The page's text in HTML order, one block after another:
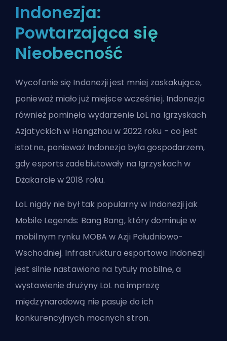
Indonezja:
Powtarzająca się
Nieobecność
Wycofanie się Indonezji jest mniej zaskakujące,
ponieważ miało już miejsce wcześniej. Indonezja
również pominęła wydarzenie LoL na Igrzyskach
Azjatyckich w Hangzhou w 2022 roku - co jest
istotne, ponieważ Indonezja była gospodarzem,
gdy esports zadebiutowały na Igrzyskach w
Dżakarcie w 2018 roku.
LoL nigdy nie był tak popularny w Indonezji jak
Mobile Legends: Bang Bang, który dominuje w
mobilnym rynku MOBA w Azji Południowo-
Wschodniej. Infrastruktura esportowa Indonezji
jest silnie nastawiona na tytuły mobilne, a
wystawienie drużyny LoL na imprezę
międzynarodową nie pasuje do ich
konkurencyjnych mocnych stron.